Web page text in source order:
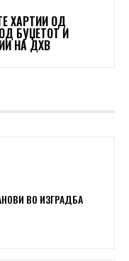
ХАРТИИ ОД
БУЏЕТОТ И
НА ДХВ
ВО ИЗГРАДБА